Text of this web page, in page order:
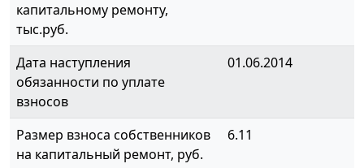
капитальному ремонту,
тыс.руб.
Дата наступления
обязанности по уплате
взносов
01.06.2014
Размер взноса собственников
на капитальный ремонт, руб.
6.11